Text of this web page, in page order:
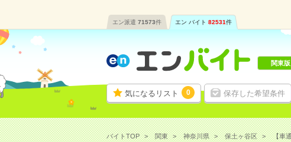
エン派遣 71573件 エン バイト 82531件
気になるリスト 0 保存した希望条件
関東版
バイトTOP 関東 神奈川県 保土ヶ谷区 【車